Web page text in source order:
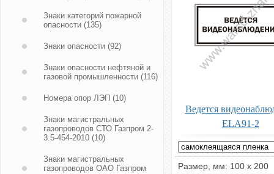
Ведется
ELA91-2
Размер, мм: 100 х 200
Знаки категорий пожарной
опасности (135)
Знаки опасности (92)
Знаки опасности нефтяной и
газовой промышленности (116)
Номера опор ЛЭП (10)
Знаки магистральных
газопроводов СТО Газпром 2-
3.5-454-2010 (10)
Знаки магистральных
газопроводов ОАО Газпром